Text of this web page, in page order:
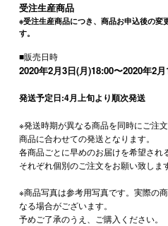
受注生産商品
※受注生産商品につき、商品お申込後の変
す。
■販売日時
2020年2月3日(月)18:00〜2020年2
発送予定日:4月上旬より順次発送
※発送時期が異なる商品を同時にご注
商品に合わせての発送となります。
各商品ごとに早めのお届けを希望され
それぞれ個別のご注文をお願い致します
※商品写真は参考用写真です。実際の
なる場合がございます。
予めご了承のうえ、ご購入ください。